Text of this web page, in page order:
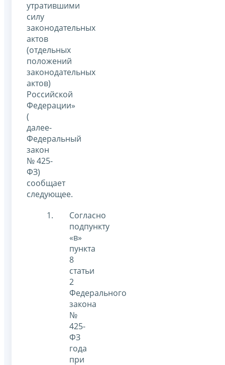
утратившими
силу
законодательных
актов
(отдельных
положений
законодательных
актов)
Российской
Федерации»
(
далее-
Федеральный
закон
№ 425-
ФЗ)
сообщает
следующее.
Согласно
подпункту
«в»
пункта
8
статьи
2
Федерального
закона
№
425-
ФЗ
года
при